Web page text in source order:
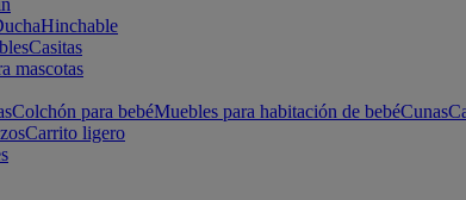
Hinchable
Casitas
mascotas
Colchón para bebéMuebles para habitación de bebéCunas
Carrito ligero